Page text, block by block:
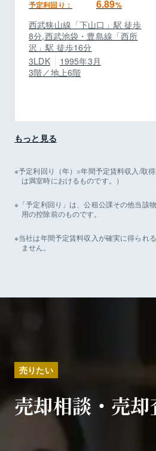
予定利回り： 6.89%
西武狭山線「下山口」駅 徒歩
8分,西武池袋・豊島線「西所
沢」駅 徒歩16分
3LDK
1995年3月
3階／地上6階
もっと見る
予定利回り（年）=年間予定賃料収入/取
は満室時におけるものです。）
「予定利回り」は、公租公課その他当該
用の控除前のものです。
当社は年間予定賃料収入が確実に得られ
ません。
売りたい
売却相談・売却